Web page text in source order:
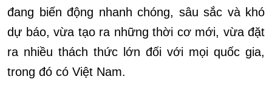
đang biến động nhanh chóng, sâu sắc và khó
dự báo, vừa tạo ra những thời cơ mới, vừa đặt
ra nhiều thách thức lớn đối với mọi quốc gia,
trong đó có Việt Nam.